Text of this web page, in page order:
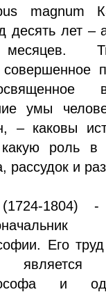
magnum
десять лет –
умы
– каковы
роль в
рассудок и
1804) -
Его
является
и